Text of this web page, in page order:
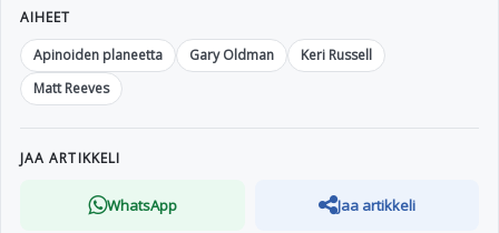
AIHEET
Apinoiden planeetta
Gary Oldman
Keri Russell
Matt Reeves
JAA ARTIKKELI
WhatsApp Jaa artikkeli